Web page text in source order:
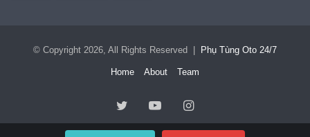
© Copyright 2026, All Rights Reserved | Phụ Tùng Oto 24/7
Home About Team
TwitterYouTubeInstagram